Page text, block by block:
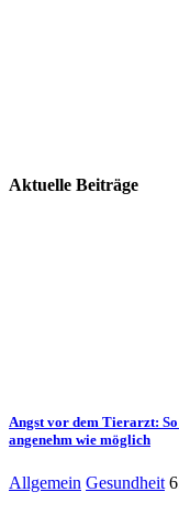
Aktuelle Beiträge
Angst vor dem Tierarzt:
angenehm wie möglich
Allgemein Gesundheit